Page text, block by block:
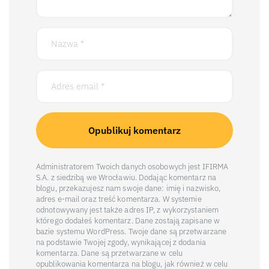
Administratorem Twoich danych osobowych jest IFIRMA
S.A. z siedzibą we Wrocławiu. Dodając komentarz na
blogu, przekazujesz nam swoje dane: imię i nazwisko,
adres e-mail oraz treść komentarza. W systemie
odnotowywany jest także adres IP, z wykorzystaniem
którego dodałeś komentarz. Dane zostają zapisane w
bazie systemu WordPress. Twoje dane są przetwarzane
na podstawie Twojej zgody, wynikającej z dodania
komentarza. Dane są przetwarzane w celu
opublikowania komentarza na blogu, jak również w celu